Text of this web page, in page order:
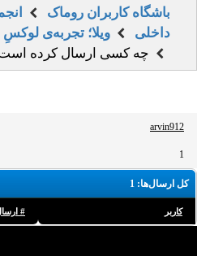
باشگاه کاربران روماک
داخلی
ویلا؛ تجربه‌ی
چه کسی ارسال کرده
arvin912
1
کل ارسال‌ها: 1
کاربر #